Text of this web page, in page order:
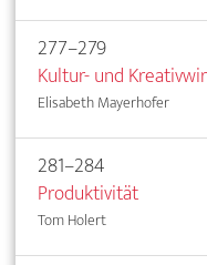
277–279
Kultur- und
Elisabeth Mayerhofer
281–284
Produktivität
Tom Holert